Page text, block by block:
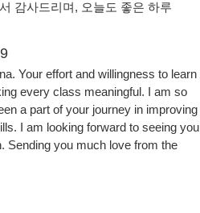
감사드리며, 오늘도 좋은 하루
Your effort and willingness to learn
every class meaningful. I am so
a part of your journey in improving
I am looking forward to seeing you
Sending you much love from the